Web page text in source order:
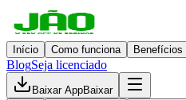
Início Como funciona Benefícios
BlogSeja licenciado
Baixar AppBaixar